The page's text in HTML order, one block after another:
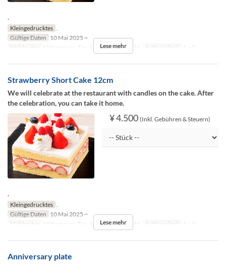
.
Kleingedrucktes .
Gültige Daten 10 Mai 2025 ~
Mahlzeiten
Mittagessen, Tee, Abendessen, Nacht Auftragslimit 1 ~ 3
Lese mehr
Strawberry Short Cake 12cm
We will celebrate at the restaurant with candles on the cake. After
the celebration, you can take it home.
¥ 4.500 (Inkl. Gebühren & Steuern)
.
Kleingedrucktes .
Gültige Daten 10 Mai 2025 ~
Mahlzeiten
Mittagessen, Tee, Abendessen, Nacht Auftragslimit 1 ~ 3
Lese mehr
Anniversary plate